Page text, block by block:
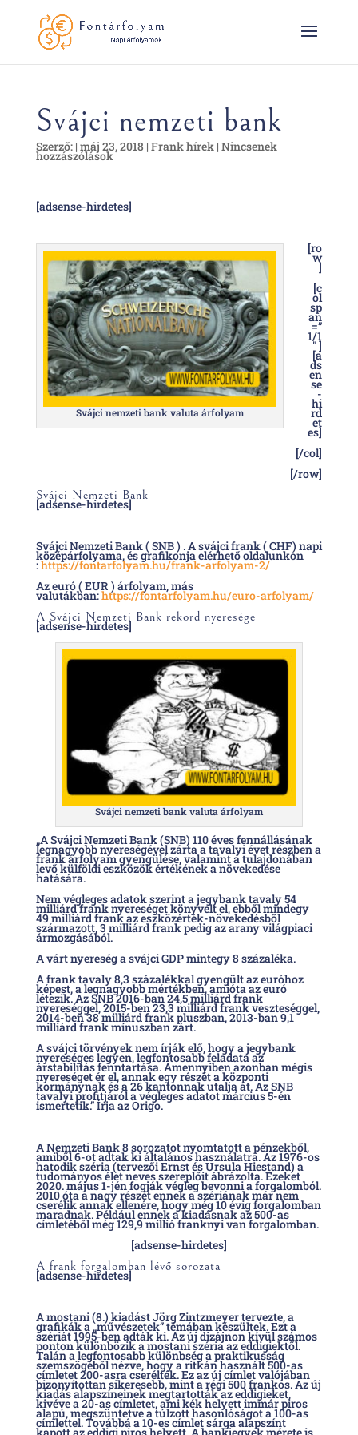
Svájci nemzeti bank
Szerző: | máj 23, 2018 | Frank hírek| Nincsenek
hozzászólások
[adsense-hirdetes]
Svájci nemzeti bank valuta árfolyam
[ro
w
]
[c
ol
sp
an
=”
1/1
″ ]
[a
ds
en
se
-
hi
rd
et
es]
[/col]
[/row]
Svájci Nemzeti Bank
[adsense-hirdetes]
Svájci Nemzeti Bank ( SNB ) . A svájci frank ( CHF) napi
középárfolyama, és grafikonja elérhető oldalunkon
:https://fontarfolyam.hu/frank-arfolyam-2/
Az euró ( EUR ) árfolyam, más
valutákban:https://fontarfolyam.hu/euro-arfolyam/
A Svájci Nemzeti Bank rekord nyeresége
[adsense-hirdetes]
Svájci nemzeti bank valuta árfolyam
„A Svájci Nemzeti Bank (SNB) 110 éves fennállásának
legnagyobb nyereségével zárta a tavalyi évet részben a
frank árfolyam gyengülése, valamint a tulajdonában
levő külföldi eszközök értékének a növekedése
hatására.
Nem végleges adatok szerint a jegybank tavaly 54
milliárd frank nyereséget könyvelt el, ebből mindegy
49 milliárd frank az eszközérték-növekedésből
származott, 3 milliárd frank pedig az arany világpiaci
ármozgásából.
A várt nyereség a svájci GDP mintegy 8 százaléka.
A frank tavaly 8,3 százalékkal gyengült az euróhoz
képest, a legnagyobb mértékben, amióta az euró
létezik. Az SNB 2016-ban 24,5 milliárd frank
nyereséggel, 2015-ben 23,3 milliárd frank veszteséggel,
2014-ben 38 milliárd frank pluszban, 2013-ban 9,1
milliárd frank mínuszban zárt.
A svájci törvények nem írják elő, hogy a jegybank
nyereséges legyen, legfontosabb feladata az
árstabilitás fenntartása. Amennyiben azonban mégis
nyereséget ér el, annak egy részét a központi
kormánynak és a 26 kantonnak utalja át. Az SNB
tavalyi profitjáról a végleges adatot március 5-én
ismertetik.” Írja az Origo.
A Nemzeti Bank 8 sorozatot nyomtatott a pénzekből,
amiből 6-ot adtak ki általános használatra. Az 1976-os
hatodik széria (tervezői Ernst és Ursula Hiestand) a
tudományos élet neves szereplőit ábrázolta. Ezeket
2020. május 1-jén fogják végleg bevonni a forgalomból.
2010 óta a nagy részét ennek a szériának már nem
cserélik annak ellenére, hogy még 10 évig forgalomban
maradnak. Például ennek a kiadásnak az 500-as
címletéből még 129,9 millió franknyi van forgalomban.
[adsense-hirdetes]
A frank forgalomban lévő sorozata
[adsense-hirdetes]
A mostani (8.) kiadást Jörg Zintzmeyer tervezte, a
grafikák a „művészetek” témában készültek. Ezt a
szériát 1995-ben adták ki. Az új dizájnon kívül számos
ponton különbözik a mostani széria az eddigiektől.
Talán a legfontosabb különbség a praktikusság
szemszögéből nézve, hogy a ritkán használt 500-as
címletet 200-asra cserélték. Ez az új címlet valójában
bizonyítottan sikeresebb, mint a régi 500 frankos. Az új
kiadás alapszíneinek megtartották az eddigieket,
kivéve a 20-as címletet, ami kék helyett immár piros
alapú, megszüntetve a túlzott hasonlóságot a 100-as
címlettel. Továbbá a 10-es címlet sárga alapszínt
kapott az eddigi piros helyett. A bankjegyek mérete is